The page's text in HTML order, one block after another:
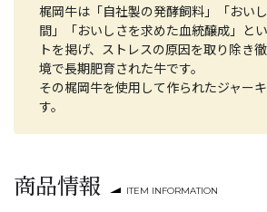
梶岡牛は「自社製の発酵飼料」「おい
間」「おいしさを求めた血統醸成」と
トを掲げ、ストレスの原因を取り除き
境で長期肥育された牛です。
その梶岡牛を使用して作られたジャー
す。
商品情報 ITEM INFORMATION